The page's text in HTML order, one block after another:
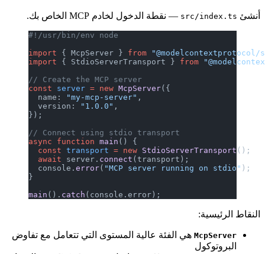
أنشئsrc/index.ts — نقطة الدخول لخادم MCP الخاص بك.
#!/usr/bin/env node
import { McpServer } from
import { StdioServerTransport } from
// Create the MCP server
const server = new McpServer ({
  name:
"my-mcp-server"
  version:
"1.0.0"
});
// Connect using stdio transport
async function main () {
  const
transport = new StdioServerTransport ();
  await
server.connect (transport);
  console.
error ("MCP server running on stdio" );
main ().catch (console.error);
النقاط الرئيسية:
McpServerهي الفئة عالية المستوى التي تتعامل مع تفاوض
البروتوكول